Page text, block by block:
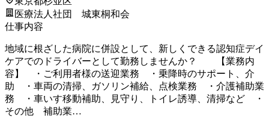
医療法人社団 城東桐和会
仕事内容
地域に根ざした病院に併設として、新しくできる認知症デイ
ケアでのドライバーとして勤務しませんか？ 【業務内
容】 ・ご利用者様の送迎業務 ・乗降時のサポート、介
助 ・車両の清掃、ガソリン補給、点検業務 ・介護補助業
務 ・車いす移動補助、見守り、トイレ誘導、清掃など ・
その他 補助業…